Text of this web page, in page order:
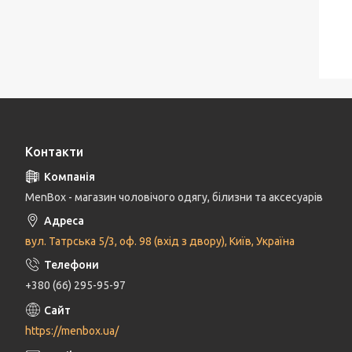
Контакти
MenBox - магазин чоловічого одягу, білизни та аксесуарів
вул. Татрська 5/3, оф. 98 (вхід з двору), Київ, Україна
+380 (66) 295-95-97
https://menbox.ua/